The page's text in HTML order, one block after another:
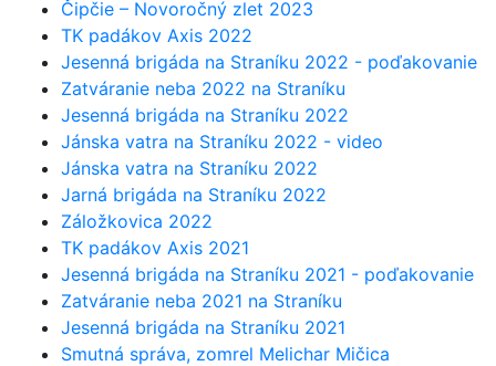
Čipčie – Novoročný zlet 2023
TK padákov Axis 2022
Jesenná brigáda na Straníku 2022 - poďakovanie
Zatváranie neba 2022 na Straníku
Jesenná brigáda na Straníku 2022
Jánska vatra na Straníku 2022 - video
Jánska vatra na Straníku 2022
Jarná brigáda na Straníku 2022
Záložkovica 2022
TK padákov Axis 2021
Jesenná brigáda na Straníku 2021 - poďakovanie
Zatváranie neba 2021 na Straníku
Jesenná brigáda na Straníku 2021
Smutná správa, zomrel Melichar Mičica